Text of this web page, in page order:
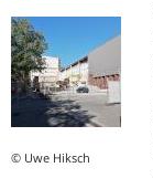
© Uwe Hiksch